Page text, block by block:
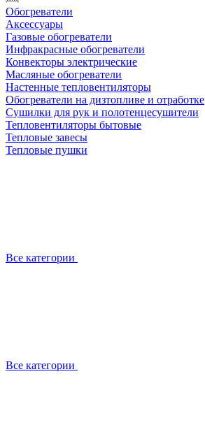
Обогреватели
Аксессуары
Газовые обогреватели
Инфракрасные обогреватели
Конвекторы электрические
Масляные обогреватели
Настенные тепловентиляторы
Обогреватели на дизтопливе и отработке
Сушилки для рук и полотенцесушители
Тепловентиляторы бытовые
Тепловые завесы
Тепловые пушки
Все категории
Все категории